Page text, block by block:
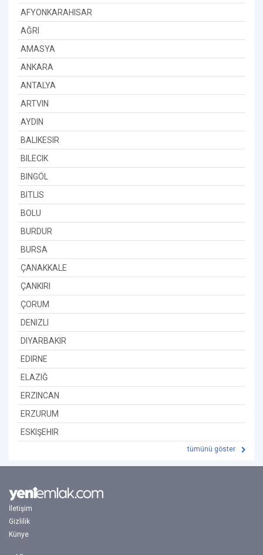
AFYONKARAHISAR
AĞRI
AMASYA
ANKARA
ANTALYA
ARTVIN
AYDIN
BALIKESIR
BILECIK
BINGÖL
BITLIS
BOLU
BURDUR
BURSA
ÇANAKKALE
ÇANKIRI
ÇORUM
DENIZLI
DIYARBAKIR
EDIRNE
ELAZIĞ
ERZINCAN
ERZURUM
ESKIŞEHIR
tümünü göster
İletişim
Gizlilik
Künye